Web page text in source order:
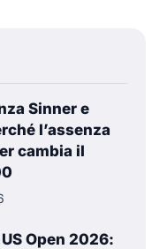
Sinner e
l’assenza
cambia il
Open 2026: